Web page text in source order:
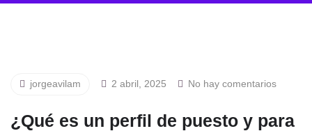
jorgeavilam 2 abril, 2025 No hay comentarios
¿Qué es un perfil de puesto y para